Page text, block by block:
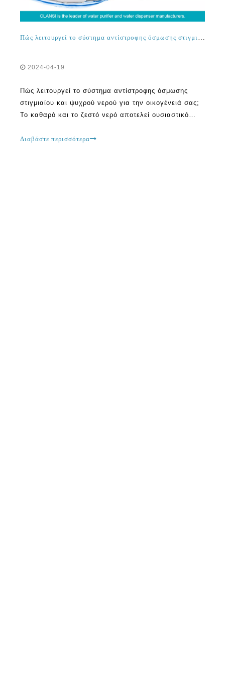
2024-04-19
Πώς λειτουργεί το σύστημα αντίστροφης όσμωσης
στιγμιαίου και ψυχρού νερού για την οικογένειά σας;
Το καθαρό και το ζεστό νερό αποτελεί ουσιαστικό
το πόσιμο, το μαγείρεμα ή τον καθαρισμό, η
Διαβάστε περισσότερα